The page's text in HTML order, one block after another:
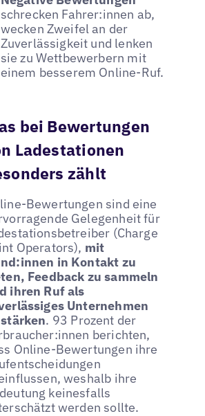
schrecken Fahrer:innen ab,
wecken Zweifel an der
Zuverlässigkeit und lenken
sie zu Wettbewerbern mit
einem besserem Online-Ruf.
bei Bewertungen
Ladestationen
zählt
Bewertungen sind eine
Gelegenheit für
(Charge
Operators), mit
in Kontakt zu
Feedback zu sammeln
ihren Ruf als
Unternehmen
. 93 Prozent der
berichten,
Online-Bewertungen ihre
weshalb ihre
keinesfalls
werden sollte.